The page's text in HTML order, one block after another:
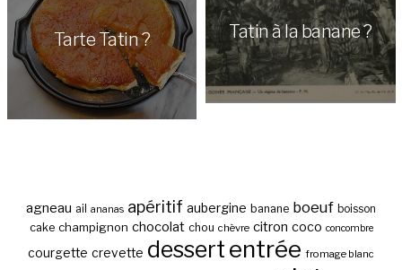
Tarte Tatin ? Tatin à la banane ?
agneau ail ananas apéritif aubergine banane boeuf boisson
cake champignon chocolat chou chèvre citron coco concombre
courgette crevette dessert entrée fromage blanc